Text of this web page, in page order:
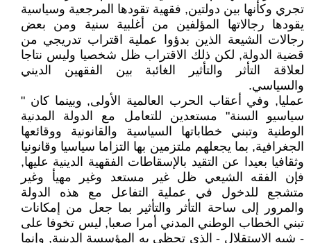
تجري وكأنها بين دولتين, فقهية تقودها المرجعية وسياسية
يقودها رجالاتها المؤلفين من أغلبية سنية ومن بعض
رجالات الشيعة الذين بدؤوا عملية اقتراب تدريجي من
قضية الدولة, لكن ذلك الاقتراب ظل شخصيا وليس نتاجا
لعلاقة التأثر والتأثير الغائبة بين الفقهين الديني
والسياسي.
عمليا, وفي أعقاب الحرب العالمية الأولى, وبينما كان "
سياسيو السنة" مستعدين للتعامل مع الدولة المدنية
الوطنية وتبني خطاباتها السياسية والقانونية ووقائعها
الجغرافية, بما يجعلهم ملتزمين بها التزاما سياسيا وقانونيا
وثقافيا بعيدا عن التقيد بالإسقاطات الفقهية الدينية عليها,
فإن الفقه الشيعي ظل غير مستعد وغير مهيأ وغير
متشجع للدخول في عملية التفاعل مع هذه الدولة
والمرور إلى ساحة التأثر والتأثير بما جعل من إمكانات
تبني الخطاب الوطني المدني أمرا صعبا, ليس تخوفا على
- شبه الاستقلال - الذي تحظى به المؤسسة الدينية, وإنما